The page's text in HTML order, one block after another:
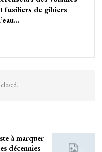
fusiliers de gibiers
à marquer
décennies